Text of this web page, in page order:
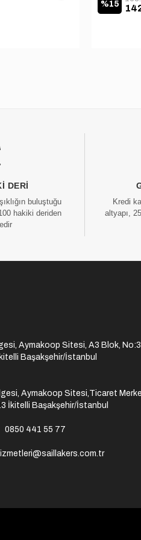
%15
DERI
buluştuğu
hakiki deriden
Kredi
altyapı,
Aymakoop Sitesi, A3 Blok,
Başakşehir/İstanbul
Aymakoop Sitesi,Ticaret
İkitelli Başakşehir/İstanbul
0850 441 55 77